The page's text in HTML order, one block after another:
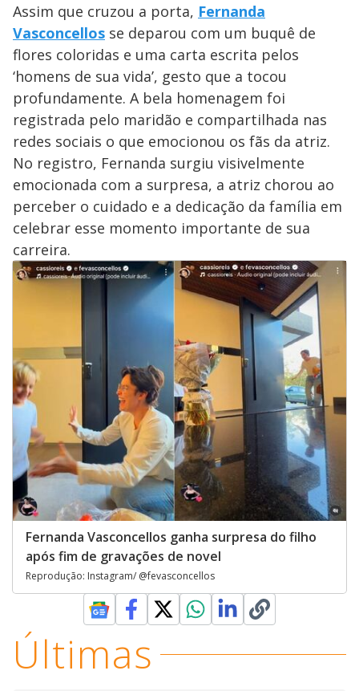
Assim que cruzou a porta, Fernanda
Vasconcellos se deparou com um buquê de
flores coloridas e uma carta escrita pelos
‘homens de sua vida’, gesto que a tocou
profundamente. A bela homenagem foi
registrada pelo maridão e compartilhada nas
redes sociais o que emocionou os fãs da atriz.
No registro, Fernanda surgiu visivelmente
emocionada com a surpresa, a atriz chorou ao
perceber o cuidado e a dedicação da família em
celebrar esse momento importante de sua
carreira.
Fernanda Vasconcellos ganha surpresa do filho
após fim de gravações de novel
Reprodução: Instagram/ @fevasconcellos
Últimas